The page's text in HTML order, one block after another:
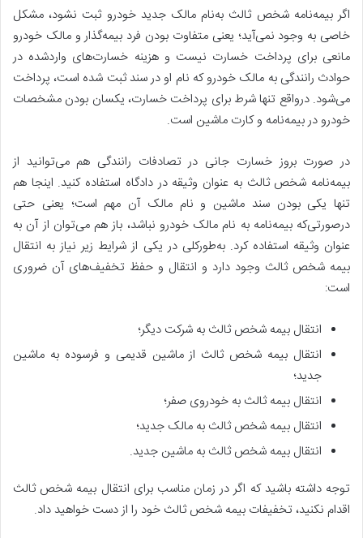
اگر ‌بیمه‌نامه شخص ثالث به‌نام مالک جدید خودرو ثبت نشود، مشکل
خاصی به‌ وجود نمی‌آید؛ یعنی متفاوت بودن فرد ‌بیمه‌گذار و مالک خودرو
مانعی برای پرداخت خسارت نیست و هزینه خسارت‌های واردشده در
حوادث رانندگی به مالک خودرو که نام او در سند ثبت شده است، پرداخت
می‌شود. درواقع تنها شرط برای پرداخت خسارت، یکسان بودن مشخصات
خودرو در ‌بیمه‌نامه و کارت ماشین است.
در صورت بروز خسارت جانی در تصادفات رانندگی هم می‌توانید از
‌بیمه‌نامه شخص ثالث به عنوان وثیقه در دادگاه استفاده کنید. اینجا هم
تنها یکی بودن سند ماشین و نام مالک آن مهم است؛ یعنی حتی
درصورتی‌که بیمه‌نامه به نام مالک خودرو نباشد، باز هم می‌توان از آن به
عنوان وثیقه استفاده کرد. به‌طورکلی در یکی از شرایط زیر نیاز به انتقال
بیمه شخص ثالث وجود دارد و انتقال و حفظ تخفیف‌های آن ضروری
است:
انتقال بیمه شخص ثالث به شرکت دیگر؛
انتقال بیمه شخص ثالث از ماشین قدیمی و فرسوده به ماشین
جدید؛
انتقال بیمه ثالث به خودروی صفر؛
انتقال بیمه شخص ثالث به مالک جدید؛
انتقال بیمه شخص ثالث به ماشین جدید.
توجه داشته باشید که اگر در زمان مناسب برای انتقال بیمه شخص ثالث
اقدام نکنید، تخفیفات بیمه شخص ثالث خود را از دست خواهید داد.